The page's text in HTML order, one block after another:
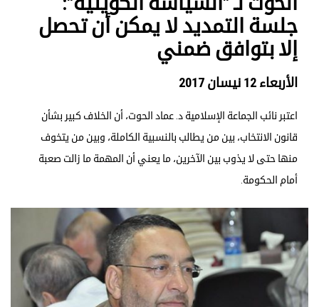
جلسة التمديد لا يمكن أن تحصل
إلا بتوافق ضمني
الأربعاء 12 نيسان 2017
اعتبر نائب الجماعة الإسلامية د. عماد الحوت، أن الخلاف كبير بشأن
قانون الانتخاب، بين من يطالب بالنسبية الكاملة، وبين من يتخوف
منها حتى لا يذوب بين الآخرين، ما يعني أن المهمة ما زالت صعبة
أمام الحكومة.